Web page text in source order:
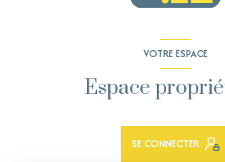
VOTRE ESPACE
Espace
SE CONNECTER